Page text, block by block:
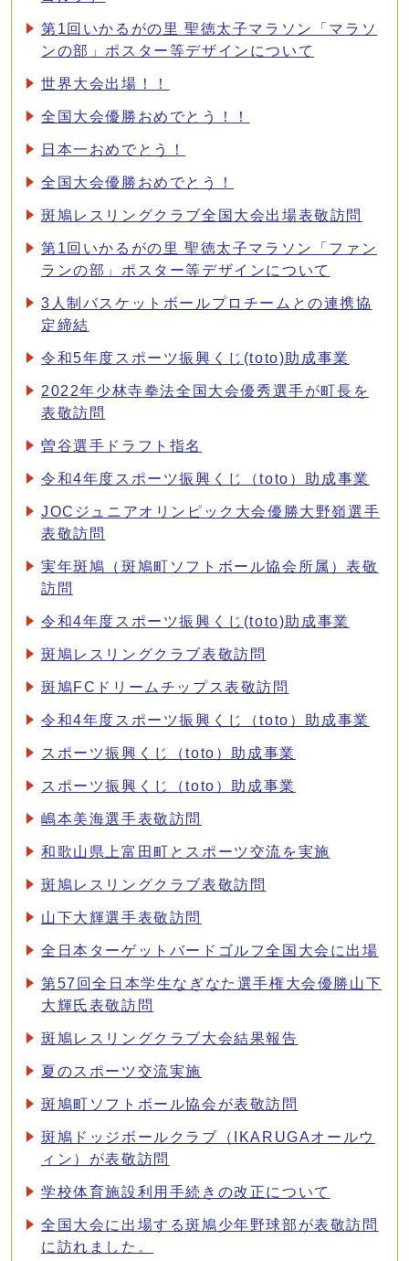
第1回いかるがの里 聖徳太子マラソン「マラソ
ンの部」ポスター等デザインについて
世界大会出場！！
全国大会優勝おめでとう！！
日本一おめでとう！
全国大会優勝おめでとう！
斑鳩レスリングクラブ全国大会出場表敬訪問
第1回いかるがの里 聖徳太子マラソン「ファン
ランの部」ポスター等デザインについて
3人制バスケットボールプロチームとの連携協
定締結
令和5年度スポーツ振興くじ(toto)助成事業
2022年少林寺拳法全国大会優秀選手が町長を
表敬訪問
曽谷選手ドラフト指名
令和4年度スポーツ振興くじ（toto）助成事業
JOCジュニアオリンピック大会優勝大野嶺選手
表敬訪問
実年斑鳩（斑鳩町ソフトボール協会所属）表敬
訪問
令和4年度スポーツ振興くじ(toto)助成事業
斑鳩レスリングクラブ表敬訪問
斑鳩FCドリームチップス表敬訪問
令和4年度スポーツ振興くじ（toto）助成事業
スポーツ振興くじ（toto）助成事業
スポーツ振興くじ（toto）助成事業
嶋本美海選手表敬訪問
和歌山県上富田町とスポーツ交流を実施
斑鳩レスリングクラブ表敬訪問
山下大輝選手表敬訪問
全日本ターゲットバードゴルフ全国大会に出場
第57回全日本学生なぎなた選手権大会優勝山下
大輝氏表敬訪問
斑鳩レスリングクラブ大会結果報告
夏のスポーツ交流実施
斑鳩町ソフトボール協会が表敬訪問
斑鳩ドッジボールクラブ（IKARUGAオールウ
ィン）が表敬訪問
学校体育施設利用手続きの改正について
全国大会に出場する斑鳩少年野球部が表敬訪問
に訪れました。